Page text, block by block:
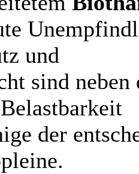
und
sind neben
der